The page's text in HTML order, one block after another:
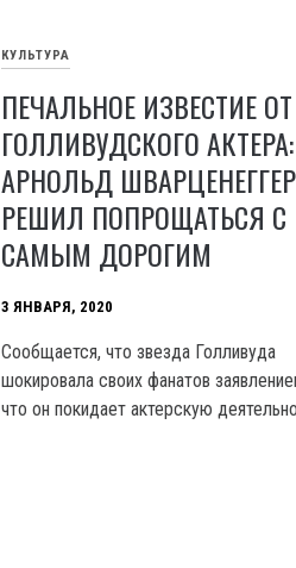
КУЛЬТУРА
ПЕЧАЛЬНОЕ ИЗВЕСТИЕ ОТ
ГОЛЛИВУДСКОГО АКТЕРА:
АРНОЛЬД ШВАРЦЕНЕГГЕР
РЕШИЛ ПОПРОЩАТЬСЯ С
САМЫМ ДОРОГИМ
3 ЯНВАРЯ, 2020
Сообщается, что звезда Голливуда
шокировала своих фанатов
что он покидает актерскую